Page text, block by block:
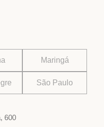
Maringá
São Paulo
600